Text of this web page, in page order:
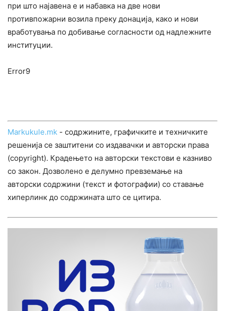
при што најавена е и набавка на две нови
противпожарни возила преку донација, како и нови
вработувања по добивање согласности од надлежните
институции.
Error9
Markukule.mk - содржините, графичките и техничките
решенија се заштитени со издавачки и авторски права
(copyright). Крадењето на авторски текстови е казниво
со закон. Дозволено е делумно превземање на
авторски содржини (текст и фотографии) со ставање
хиперлинк до содржината што се цитира.